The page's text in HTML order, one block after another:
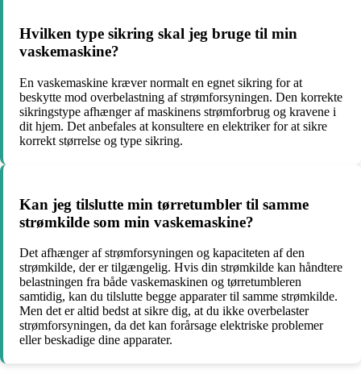
Hvilken type sikring skal jeg bruge til min
vaskemaskine?
En vaskemaskine kræver normalt en egnet sikring for at
beskytte mod overbelastning af strømforsyningen. Den korrekte
sikringstype afhænger af maskinens strømforbrug og kravene i
dit hjem. Det anbefales at konsultere en elektriker for at sikre
korrekt størrelse og type sikring.
Kan jeg tilslutte min tørretumbler til samme
strømkilde som min vaskemaskine?
Det afhænger af strømforsyningen og kapaciteten af den
strømkilde, der er tilgængelig. Hvis din strømkilde kan håndtere
belastningen fra både vaskemaskinen og tørretumbleren
samtidig, kan du tilslutte begge apparater til samme strømkilde.
Men det er altid bedst at sikre dig, at du ikke overbelaster
strømforsyningen, da det kan forårsage elektriske problemer
eller beskadige dine apparater.